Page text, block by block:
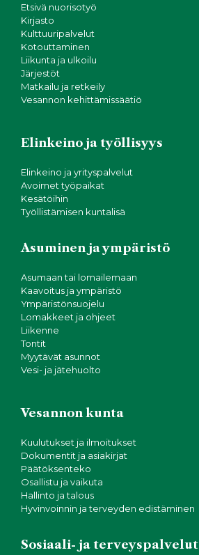
Etsivä nuorisotyö
Kirjasto
Kulttuuripalvelut
Kotouttaminen
Liikunta ja ulkoilu
Järjestöt
Matkailu ja retkeily
Vesannon kehittämissäätiö
Elinkeino ja työllisyys
Elinkeino ja yrityspalvelut
Avoimet työpaikat
Kesätöihin
Työllistämisen kuntalisä
Asuminen ja ympäristö
Asumaan tai lomailemaan
Kaavoitus ja ympäristö
Ympäristönsuojelu
Lomakkeet ja ohjeet
Liikenne
Tontit
Myytävät asunnot
Vesi- ja jätehuolto
Vesannon kunta
Kuulutukset ja ilmoitukset
Dokumentit ja asiakirjat
Päätöksenteko
Osallistu ja vaikuta
Hallinto ja talous
Hyvinvoinnin ja terveyden edistäminen
Sosiaali- ja terveyspalvelut